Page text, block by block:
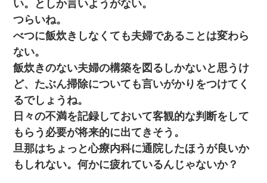
い。としか言いようがない。
つらいね。
べつに飯炊きしなくても夫婦であることは変わら
ない。
飯炊きのない夫婦の構築を図るしかないと思うけ
ど、たぶん掃除についても言いがかりをつけてく
るでしょうね。
日々の不満を記録しておいて客観的な判断をして
もらう必要が将来的に出てきそう。
旦那はちょっと心療内科に通院したほうが良いか
もしれない。何かに疲れているんじゃないか？